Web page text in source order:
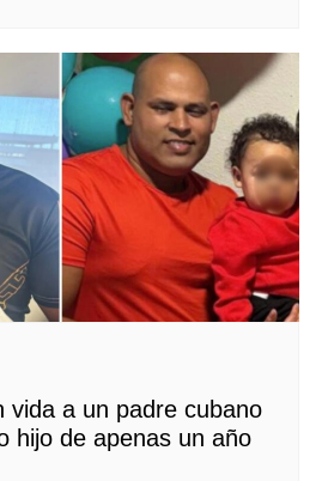
vida a un padre cubano
hijo de apenas un año